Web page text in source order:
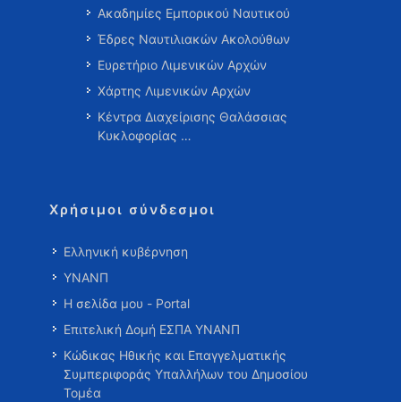
Ακαδημίες Εμπορικού Ναυτικού
Έδρες Ναυτιλιακών Ακολούθων
Ευρετήριο Λιμενικών Αρχών
Χάρτης Λιμενικών Αρχών
Κέντρα Διαχείρισης Θαλάσσιας
Κυκλοφορίας …
Χρήσιμοι σύνδεσμοι
Ελληνική κυβέρνηση
ΥΝΑΝΠ
Η σελίδα μου - Portal
Επιτελική Δομή ΕΣΠΑ ΥΝΑΝΠ
Κώδικας Ηθικής και Επαγγελματικής
Συμπεριφοράς Υπαλλήλων του Δημοσίου
Τομέα